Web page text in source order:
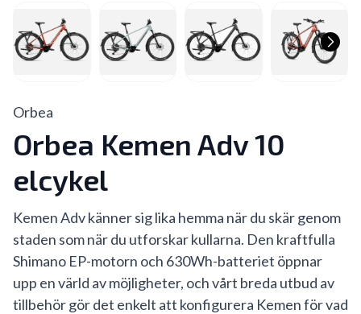
Orbea
Orbea Kemen Adv 10
elcykel
Kemen Adv känner sig lika hemma när du skär genom
staden som när du utforskar kullarna. Den kraftfulla
Shimano EP-motorn och 630Wh-batteriet öppnar
upp en värld av möjligheter, och vårt breda utbud av
tillbehör gör det enkelt att konfigurera Kemen för vad